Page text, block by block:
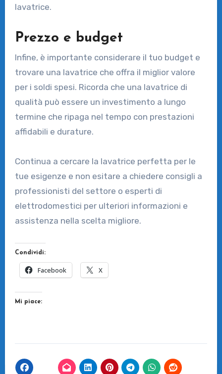
lavatrice.
Prezzo e budget
Infine, è importante considerare il tuo budget e
trovare una lavatrice che offra il miglior valore
per i soldi spesi. Ricorda che una lavatrice di
qualità può essere un investimento a lungo
termine che ripaga nel tempo con prestazioni
affidabili e durature.
Continua a cercare la lavatrice perfetta per le
tue esigenze e non esitare a chiedere consigli a
professionisti del settore o esperti di
elettrodomestici per ulteriori informazioni e
assistenza nella scelta migliore.
Condividi:
Facebook X
Mi piace: